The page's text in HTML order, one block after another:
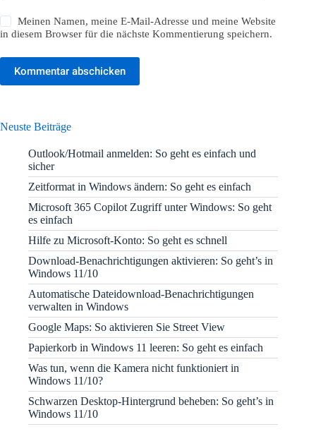
Meinen Namen, meine E-Mail-Adresse und meine Website
in diesem Browser für die nächste Kommentierung speichern.
Kommentar abschicken
Neuste Beiträge
Outlook/Hotmail anmelden: So geht es einfach und
sicher
Zeitformat in Windows ändern: So geht es einfach
Microsoft 365 Copilot Zugriff unter Windows: So geht
es einfach
Hilfe zu Microsoft-Konto: So geht es schnell
Download-Benachrichtigungen aktivieren: So geht’s in
Windows 11/10
Automatische Dateidownload-Benachrichtigungen
verwalten in Windows
Google Maps: So aktivieren Sie Street View
Papierkorb in Windows 11 leeren: So geht es einfach
Was tun, wenn die Kamera nicht funktioniert in
Windows 11/10?
Schwarzen Desktop-Hintergrund beheben: So geht’s in
Windows 11/10